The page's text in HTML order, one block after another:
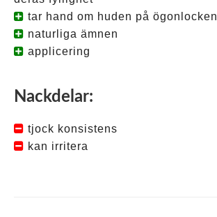
tar hand om huden på ögonlocken
naturliga ämnen
applicering
Nackdelar:
tjock konsistens
kan irritera